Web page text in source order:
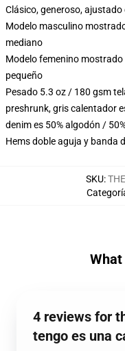
Clásico, generoso, ajustado
Modelo masculino
mediano
Modelo femenino
pequeño
Pesado 5.3 oz / 180 gsm
preshrunk, gris calentador
denim es 50% algodón /
Hems doble aguja y banda
SKU:
4 reviews for
tengo es una